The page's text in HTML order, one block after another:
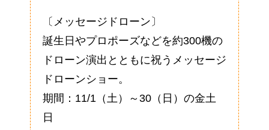
〔メッセージドローン〕
誕生日やプロポーズなどを約300機の
ドローン演出とともに祝うメッセージ
ドローンショー。
期間：11/1（土）～30（日）の金土
日